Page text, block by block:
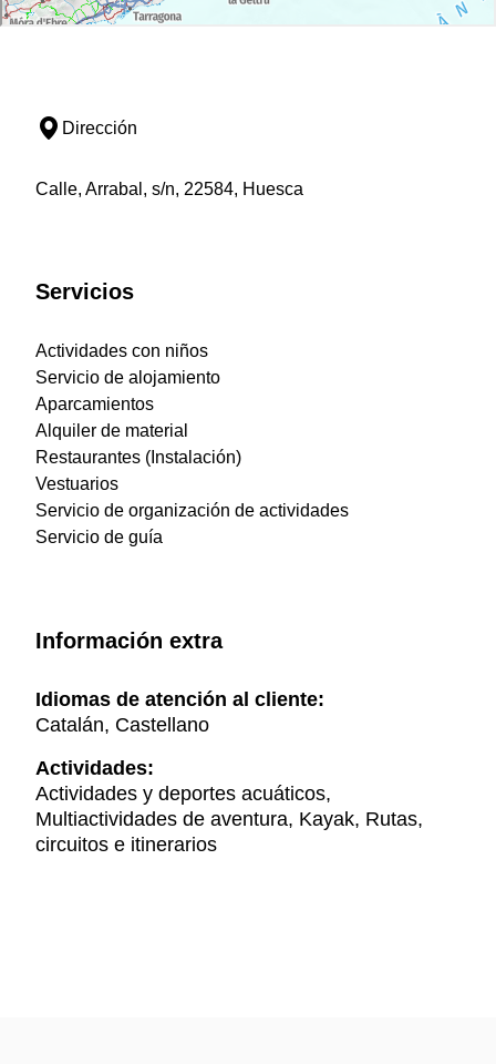
Dirección
Calle, Arrabal, s/n, 22584, Huesca
Servicios
Actividades con niños
Servicio de alojamiento
Aparcamientos
Alquiler de material
Restaurantes (Instalación)
Vestuarios
Servicio de organización de actividades
Servicio de guía
Información extra
Idiomas de atención al cliente:
Catalán, Castellano
Actividades:
Actividades y deportes acuáticos,
Multiactividades de aventura, Kayak, Rutas,
circuitos e itinerarios